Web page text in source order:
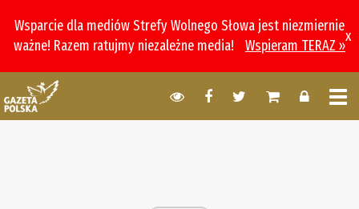
Wsparcie dla mediów Strefy Wolnego Słowa jest niezmiernie
ważne! Razem ratujmy niezależne media!
Wspieram TERAZ »
x